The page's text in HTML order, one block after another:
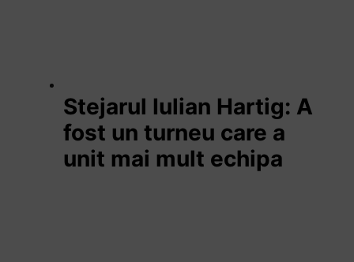
Stejarul Iulian Hartig: A
fost un turneu care a
unit mai mult echipa